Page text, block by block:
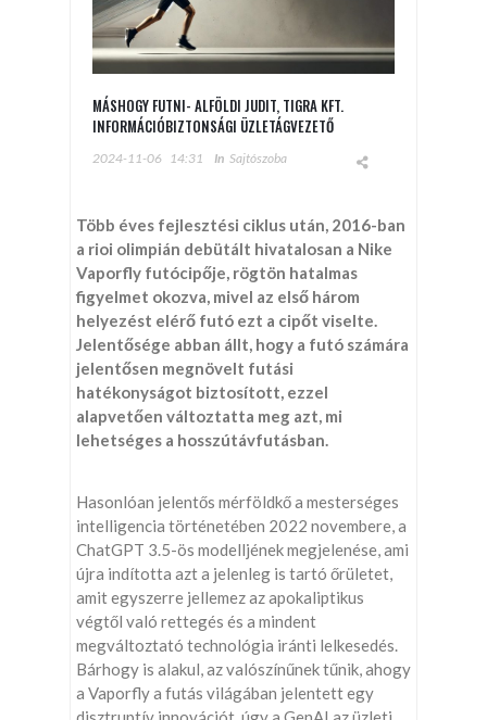
MÁSHOGY FUTNI- ALFÖLDI JUDIT, TIGRA KFT.
INFORMÁCIÓBIZTONSÁGI ÜZLETÁGVEZETŐ
2024-11-06 14:31 In Sajtószoba
Több éves fejlesztési ciklus után, 2016-ban
a rioi olimpián debütált hivatalosan a Nike
Vaporfly futócipője, rögtön hatalmas
figyelmet okozva, mivel az első három
helyezést elérő futó ezt a cipőt viselte.
Jelentősége abban állt, hogy a futó számára
jelentősen megnövelt futási
hatékonyságot biztosított, ezzel
alapvetően változtatta meg azt, mi
lehetséges a hosszútávfutásban.
Hasonlóan jelentős mérföldkő a mesterséges
intelligencia történetében 2022 novembere, a
ChatGPT 3.5-ös modelljének megjelenése, ami
újra indította azt a jelenleg is tartó őrületet,
amit egyszerre jellemez az apokaliptikus
végtől való rettegés és a mindent
megváltoztató technológia iránti lelkesedés.
Bárhogy is alakul, az valószínűnek tűnik, ahogy
a Vaporfly a futás világában jelentett egy